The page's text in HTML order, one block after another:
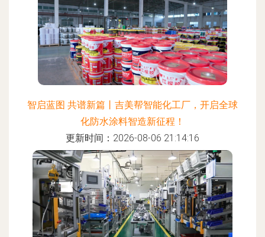
智启蓝图 共谱新篇丨吉美帮智能化工厂，开启全球
化防水涂料智造新征程！
更新时间：2026-08-06 21:14:16